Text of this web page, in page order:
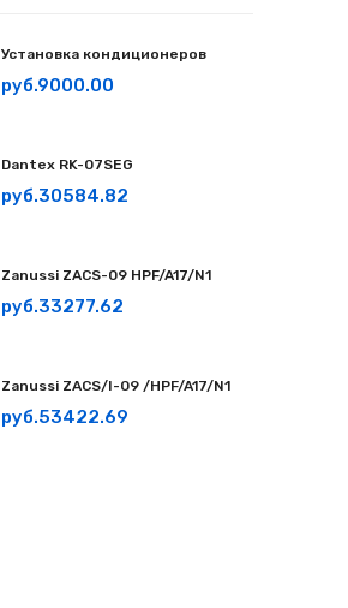
Установка кондиционеров
руб.9000.00
Dantex RK-07SEG
руб.30584.82
Zanussi ZACS-09 HPF/A17/N1
руб.33277.62
Zanussi ZACS/I-09 /HPF/A17/N1
руб.53422.69